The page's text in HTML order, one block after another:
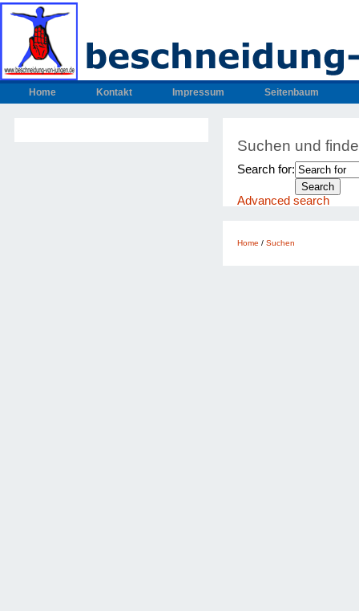
Home Kontakt Impressum Seitenbaum
Suchen und
Search for:
Advanced search
Home / Suchen